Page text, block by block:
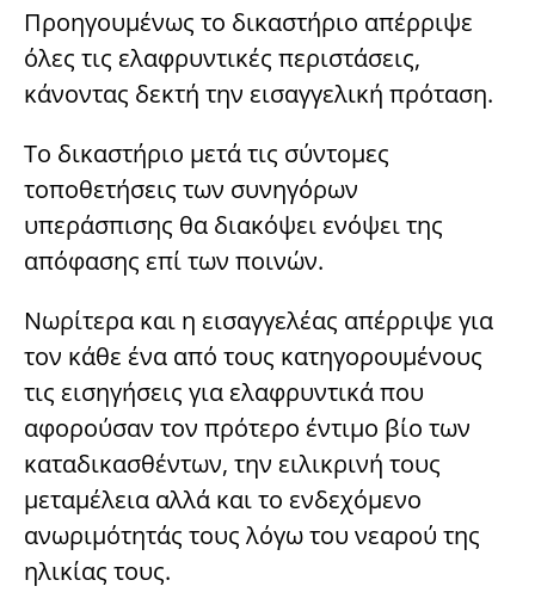
Προηγουμένως το δικαστήριο απέρριψε
όλες τις ελαφρυντικές περιστάσεις,
κάνοντας δεκτή την εισαγγελική πρόταση.
Το δικαστήριο μετά τις σύντομες
τοποθετήσεις των συνηγόρων
υπεράσπισης θα διακόψει ενόψει της
απόφασης επί των ποινών.
Νωρίτερα και η εισαγγελέας απέρριψε για
τον κάθε ένα από τους κατηγορουμένους
τις εισηγήσεις για ελαφρυντικά που
αφορούσαν τον πρότερο έντιμο βίο των
καταδικασθέντων, την ειλικρινή τους
μεταμέλεια αλλά και το ενδεχόμενο
ανωριμότητάς τους λόγω του νεαρού της
ηλικίας τους.